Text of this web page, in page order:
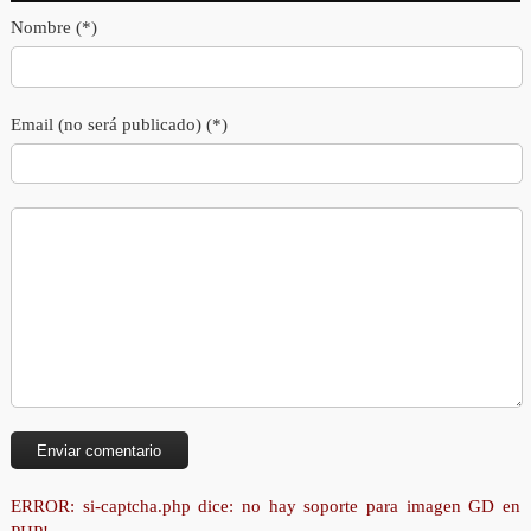
Nombre (*)
Email (no será publicado) (*)
ERROR: si-captcha.php dice: no hay soporte para imagen GD en